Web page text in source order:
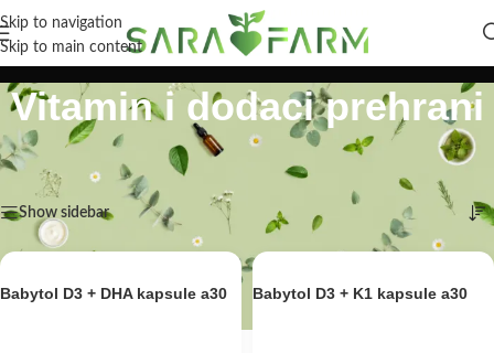
Skip to navigation
Skip to main content
Vitamin i dodaci prehrani
Početna Bebe i djeca Njega djeteta
Vitamin i dodaci prehrani
Prikaz 1–12 od 22 rezultata
Show sidebar
Babytol D3 + DHA kapsule a30 Babytol D3 + K1 kapsule a30